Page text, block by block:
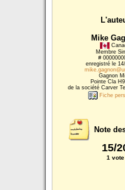
Mike
Membre
#
enregistré le
Gagnon
Pointe Cla
de la société Carver
Fiche
Note
15/
1 vote